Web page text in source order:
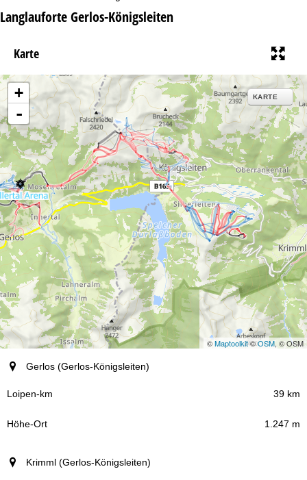
Langlauforte Gerlos-Königsleiten
Karte
+
-
KARTE
©Maptoolkit©OSM, © OSM
Ort (Region)
Loipen-km
Gerlos (Gerlos-Königsleiten)
39 km
1.247 m
Krimml (Gerlos-Königsleiten)